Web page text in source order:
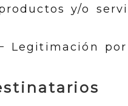
y/o
Legitimación